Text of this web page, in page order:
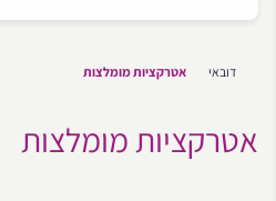
דובאי אטרקציות מומלצות
אטרקציות מומלצות